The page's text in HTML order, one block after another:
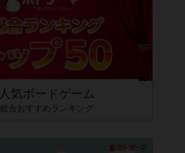
人気ボードゲーム
総合おすすめランキング